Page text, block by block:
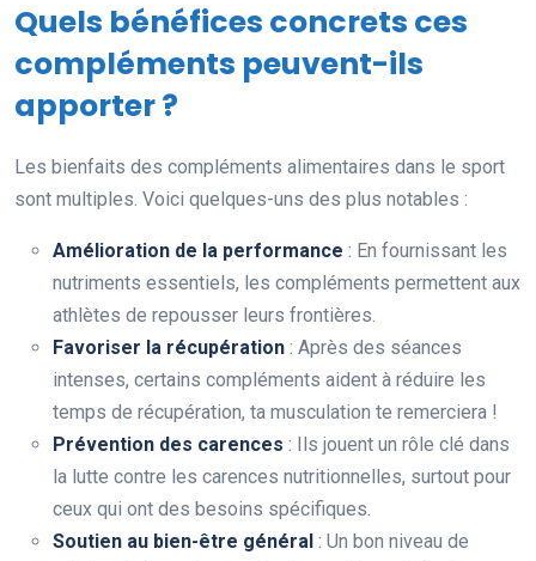
Quels bénéfices concrets ces
compléments peuvent-ils
apporter ?
Les bienfaits des compléments alimentaires dans le sport
sont multiples. Voici quelques-uns des plus notables :
Amélioration de la performance : En fournissant les
nutriments essentiels, les compléments permettent aux
athlètes de repousser leurs frontières.
Favoriser la récupération : Après des séances
intenses, certains compléments aident à réduire les
temps de récupération, ta musculation te remerciera !
Prévention des carences : Ils jouent un rôle clé dans
la lutte contre les carences nutritionnelles, surtout pour
ceux qui ont des besoins spécifiques.
Soutien au bien-être général : Un bon niveau de